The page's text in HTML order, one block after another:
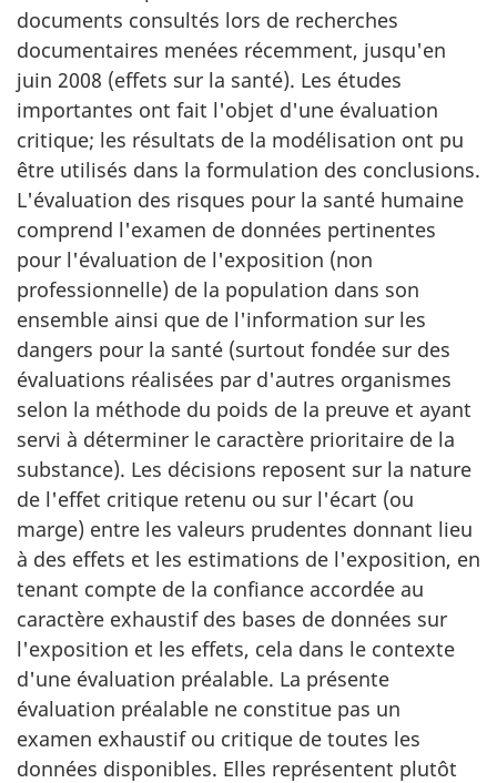
documents consultés lors de recherches
documentaires menées récemment, jusqu'en
juin 2008 (effets sur la santé). Les études
importantes ont fait l'objet d'une évaluation
critique; les résultats de la modélisation ont pu
être utilisés dans la formulation des conclusions.
L'évaluation des risques pour la santé humaine
comprend l'examen de données pertinentes
pour l'évaluation de l'exposition (non
professionnelle) de la population dans son
ensemble ainsi que de l'information sur les
dangers pour la santé (surtout fondée sur des
évaluations réalisées par d'autres organismes
selon la méthode du poids de la preuve et ayant
servi à déterminer le caractère prioritaire de la
substance). Les décisions reposent sur la nature
de l'effet critique retenu ou sur l'écart (ou
marge) entre les valeurs prudentes donnant lieu
à des effets et les estimations de l'exposition, en
tenant compte de la confiance accordée au
caractère exhaustif des bases de données sur
l'exposition et les effets, cela dans le contexte
d'une évaluation préalable. La présente
évaluation préalable ne constitue pas un
examen exhaustif ou critique de toutes les
données disponibles. Elles représentent plutôt